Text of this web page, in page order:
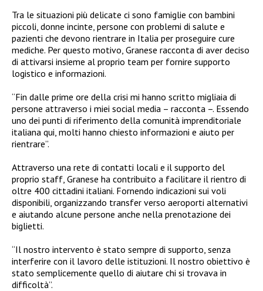
Tra le situazioni più delicate ci sono famiglie con bambini
piccoli, donne incinte, persone con problemi di salute e
pazienti che devono rientrare in Italia per proseguire cure
mediche. Per questo motivo, Granese racconta di aver deciso
di attivarsi insieme al proprio team per fornire supporto
logistico e informazioni.
“Fin dalle prime ore della crisi mi hanno scritto migliaia di
persone attraverso i miei social media – racconta –. Essendo
uno dei punti di riferimento della comunità imprenditoriale
italiana qui, molti hanno chiesto informazioni e aiuto per
rientrare”.
Attraverso una rete di contatti locali e il supporto del
proprio staff, Granese ha contribuito a facilitare il rientro di
oltre 400 cittadini italiani. Fornendo indicazioni sui voli
disponibili, organizzando transfer verso aeroporti alternativi
e aiutando alcune persone anche nella prenotazione dei
biglietti.
“Il nostro intervento è stato sempre di supporto, senza
interferire con il lavoro delle istituzioni. Il nostro obiettivo è
stato semplicemente quello di aiutare chi si trovava in
difficoltà”.